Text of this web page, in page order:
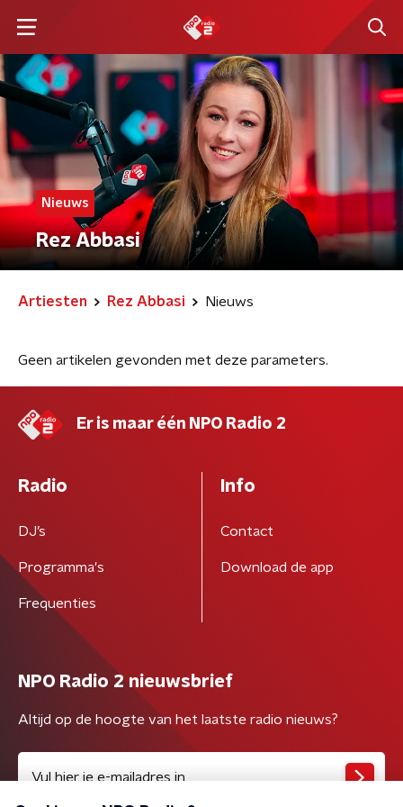
Nieuws
Rez Abbasi
Artiesten Rez Abbasi Nieuws
Geen artikelen gevonden met deze parameters.
Er is maar één NPO Radio 2
Radio
DJ’s
Programma's
Frequenties
Info
Contact
Download de app
NPO Radio 2 nieuwsbrief
Altijd op de hoogte van het laatste radio nieuws?